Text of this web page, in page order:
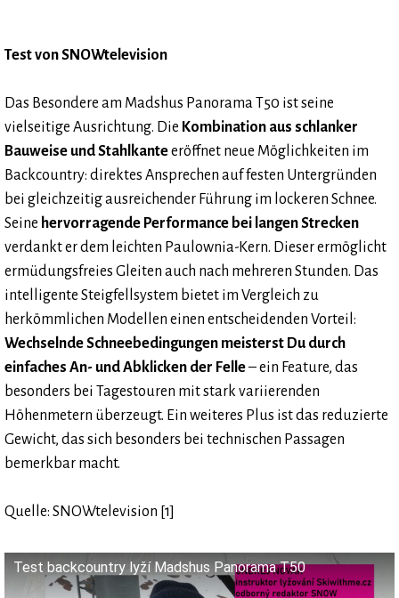
Test von SNOWtelevision
Das Besondere am Madshus Panorama T50 ist seine
vielseitige Ausrichtung. Die Kombination aus schlanker
Bauweise und Stahlkanteeröffnet neue Möglichkeiten im
Backcountry: direktes Ansprechen auf festen Untergründen
bei gleichzeitig ausreichender Führung im lockeren Schnee.
Seine hervorragende Performance bei langen Strecken
verdankt er dem leichten Paulownia-Kern. Dieser ermöglicht
ermüdungsfreies Gleiten auch nach mehreren Stunden. Das
intelligente Steigfellsystem bietet im Vergleich zu
herkömmlichen Modellen einen entscheidenden Vorteil:
Wechselnde Schneebedingungen meisterst Du durch
einfaches An- und Abklicken der Felle– ein Feature, das
besonders bei Tagestouren mit stark variierenden
Höhenmetern überzeugt. Ein weiteres Plus ist das reduzierte
Gewicht, das sich besonders bei technischen Passagen
bemerkbar macht.
Quelle: SNOWtelevision [1]
Test backcountry lyží Madshus Panorama T50